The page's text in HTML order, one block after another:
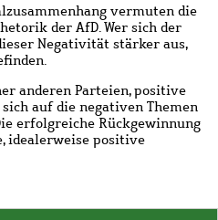
vermuten die
der AfD. Wer sich der
Negativität stärker aus,
anderen Parteien, positive
auf die negativen Themen
erfolgreiche Rückgewinnung
idealerweise positive